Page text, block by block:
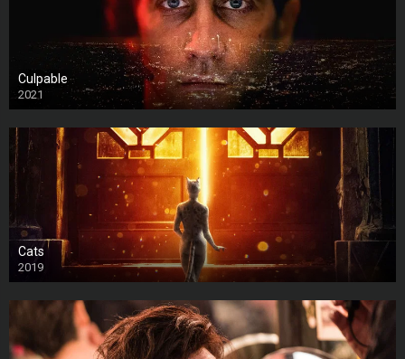
Culpable
2021
Cats
2019